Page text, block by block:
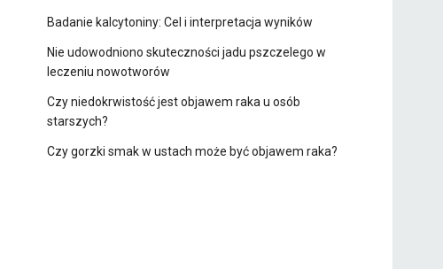
Badanie kalcytoniny: Cel i interpretacja wyników
Nie udowodniono skuteczności jadu pszczelego w
leczeniu nowotworów
Czy niedokrwistość jest objawem raka u osób
starszych?
Czy gorzki smak w ustach może być objawem raka?